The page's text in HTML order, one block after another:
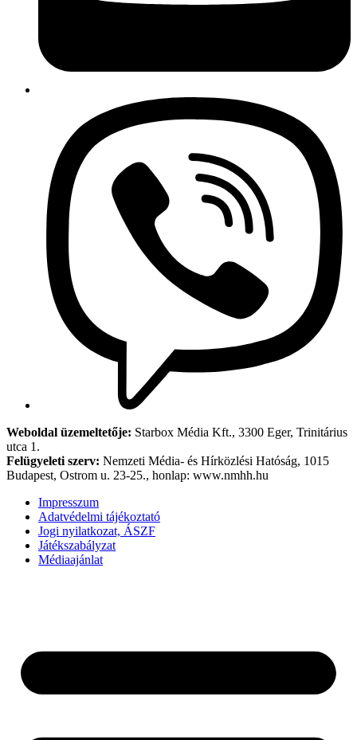
Weboldal üzemeltetője: Starbox Média Kft., 3300 Eger, Trinitárius
utca 1.
Felügyeleti szerv: Nemzeti Média- és Hírközlési Hatóság, 1015
Budapest, Ostrom u. 23-25., honlap: www.nmhh.hu
Impresszum
Adatvédelmi tájékoztató
Jogi nyilatkozat, ÁSZF
Játékszabályzat
Médiaajánlat